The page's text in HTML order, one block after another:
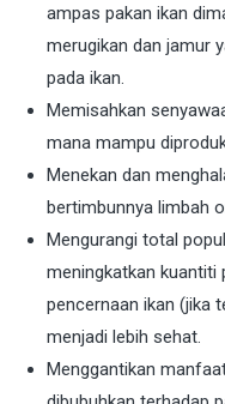
ampas pakan ikan
merugikan dan jamur
pada ikan.
Memisahkan
mana mampu
Menekan dan
bertimbunnya limbah
Mengurangi total
meningkatkan kuantiti
pencernaan ikan (jika
menjadi lebih sehat.
Menggantikan